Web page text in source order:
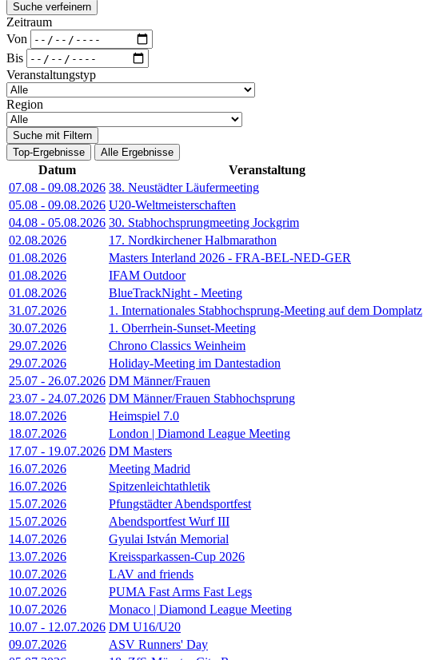
Suche verfeinern
Zeitraum
Von
Bis
Veranstaltungstyp
Region
Suche mit Filtern
Top-Ergebnisse
Alle Ergebnisse
Datum Veranstaltung
07.08 - 09.08.2026 38. Neustädter Läufermeeting
05.08 - 09.08.2026 U20-Weltmeisterschaften
04.08 - 05.08.2026 30. Stabhochsprungmeeting Jockgrim
02.08.2026
17. Nordkirchener Halbmarathon
01.08.2026
Masters Interland 2026 - FRA-BEL-NED-GER
01.08.2026
IFAM Outdoor
01.08.2026
BlueTrackNight - Meeting
31.07.2026
1. Internationales Stabhochsprung-Meeting auf dem Domplatz
30.07.2026
1. Oberrhein-Sunset-Meeting
29.07.2026
Chrono Classics Weinheim
29.07.2026
Holiday-Meeting im Dantestadion
25.07 - 26.07.2026 DM Männer/Frauen
23.07 - 24.07.2026 DM Männer/Frauen Stabhochsprung
18.07.2026
Heimspiel 7.0
18.07.2026
London | Diamond League Meeting
17.07 - 19.07.2026 DM Masters
16.07.2026
Meeting Madrid
16.07.2026
Spitzenleichtathletik
15.07.2026
Pfungstädter Abendsportfest
15.07.2026
Abendsportfest Wurf III
14.07.2026
Gyulai István Memorial
13.07.2026
Kreissparkassen-Cup 2026
10.07.2026
LAV and friends
10.07.2026
PUMA Fast Arms Fast Legs
10.07.2026
Monaco | Diamond League Meeting
10.07 - 12.07.2026 DM U16/U20
09.07.2026
ASV Runners' Day